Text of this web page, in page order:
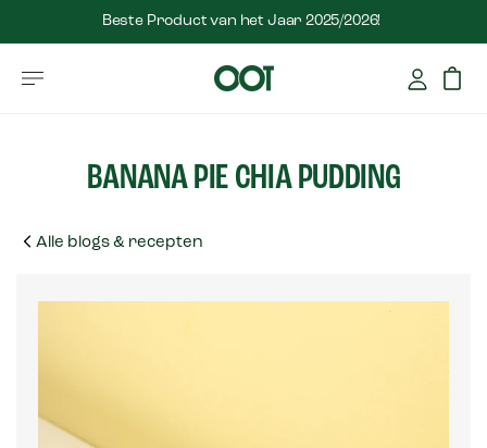
Beste Product van het Jaar 2025/2026!
BANANA PIE CHIA PUDDING
Alle blogs & recepten